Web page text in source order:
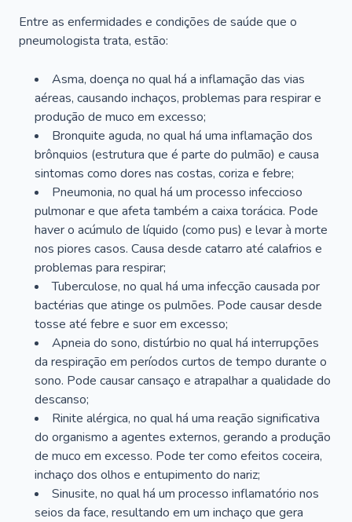
Entre as enfermidades e condições de saúde que o
pneumologista trata, estão:
Asma, doença no qual há a inflamação das vias
aéreas, causando inchaços, problemas para respirar e
produção de muco em excesso;
Bronquite aguda, no qual há uma inflamação dos
brônquios (estrutura que é parte do pulmão) e causa
sintomas como dores nas costas, coriza e febre;
Pneumonia, no qual há um processo infeccioso
pulmonar e que afeta também a caixa torácica. Pode
haver o acúmulo de líquido (como pus) e levar à morte
nos piores casos. Causa desde catarro até calafrios e
problemas para respirar;
Tuberculose, no qual há uma infecção causada por
bactérias que atinge os pulmões. Pode causar desde
tosse até febre e suor em excesso;
Apneia do sono, distúrbio no qual há interrupções
da respiração em períodos curtos de tempo durante o
sono. Pode causar cansaço e atrapalhar a qualidade do
descanso;
Rinite alérgica, no qual há uma reação significativa
do organismo a agentes externos, gerando a produção
de muco em excesso. Pode ter como efeitos coceira,
inchaço dos olhos e entupimento do nariz;
Sinusite, no qual há um processo inflamatório nos
seios da face, resultando em um inchaço que gera